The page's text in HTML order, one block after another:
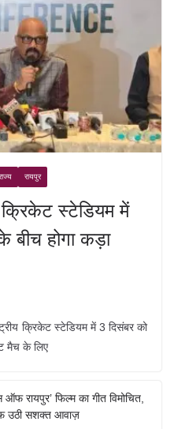
रायपुर
क्रिकेट स्टेडियम में
बीच होगा कड़ा
क्रिकेट स्टेडियम में 3 दिसंबर को
मैच के लिए
ऑफ रायपुर’ फिल्म का गीत विमोचित,
उठी सशक्त आवाज़